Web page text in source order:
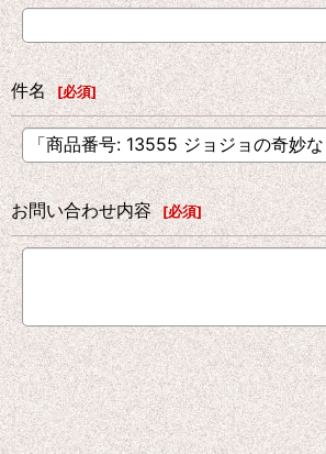
件名 [必須]
お問い合わせ内容 [必須]